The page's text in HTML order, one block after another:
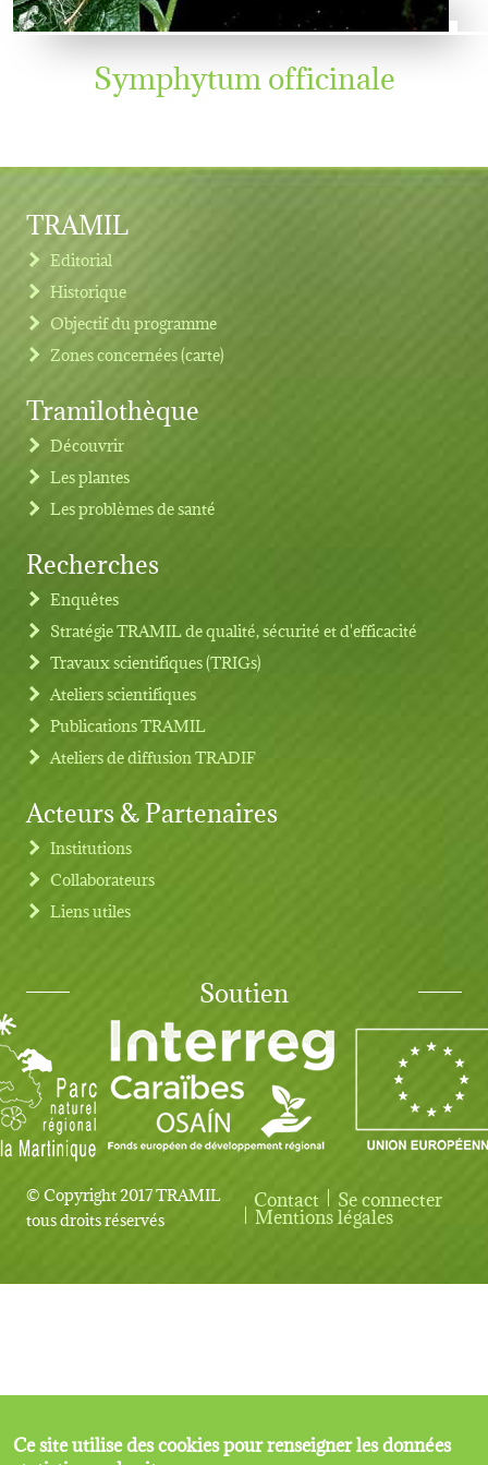
Symphytum officinale
Footer menu
TRAMIL
Editorial
Historique
Objectif du programme
Zones concernées (carte)
Tramilothèque
Découvrir
Les plantes
Les problèmes de santé
Recherches
Enquêtes
Stratégie TRAMIL de qualité, sécurité et d'efficacité
Travaux scientifiques (TRIGs)
Ateliers scientifiques
Publications TRAMIL
Ateliers de diffusion TRADIF
Acteurs & Partenaires
Institutions
Collaborateurs
Liens utiles
Soutien
© Copyright 2017 TRAMIL
tous droits réservés
User account menu
Contact Se connecter
Mentions légales
Ce site utilise des cookies pour renseigner les données